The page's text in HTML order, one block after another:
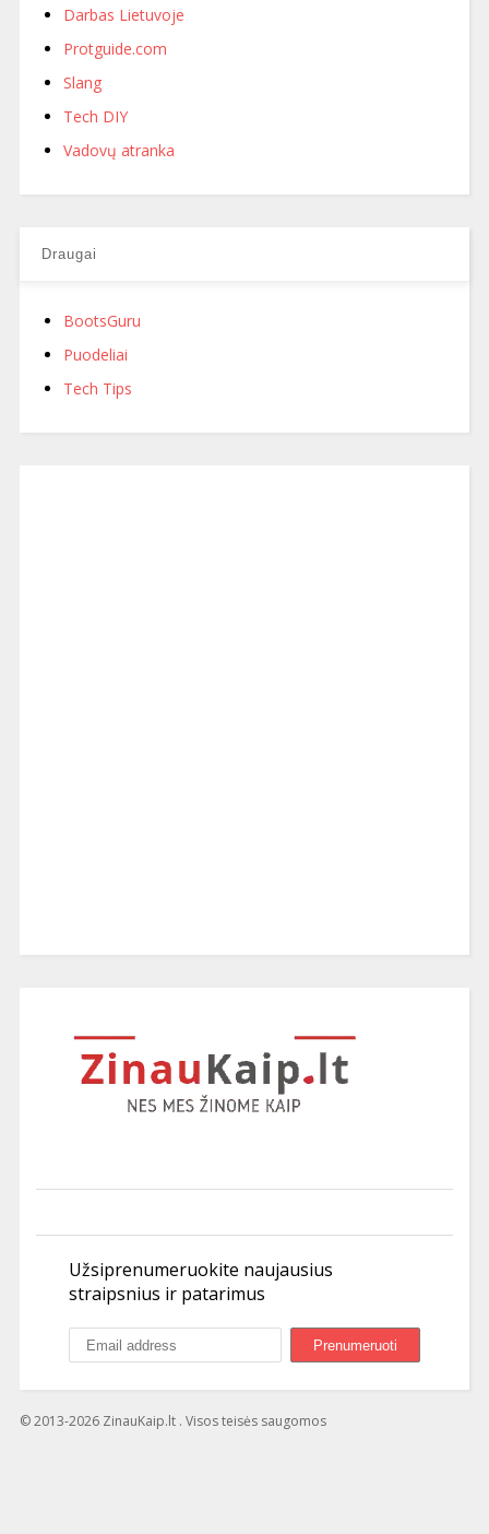
Darbas Lietuvoje
Protguide.com
Slang
Tech DIY
Vadovų atranka
Draugai
BootsGuru
Puodeliai
Tech Tips
Užsiprenumeruokite naujausius
straipsnius ir patarimus
© 2013-2026 ZinauKaip.lt . Visos teisės saugomos